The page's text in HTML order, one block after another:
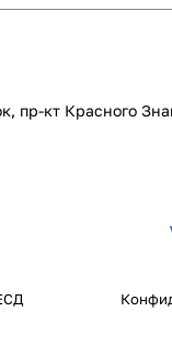
пр-кт Красного